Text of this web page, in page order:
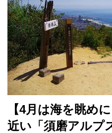
【4月は海を眺め
近い「須磨アルプ